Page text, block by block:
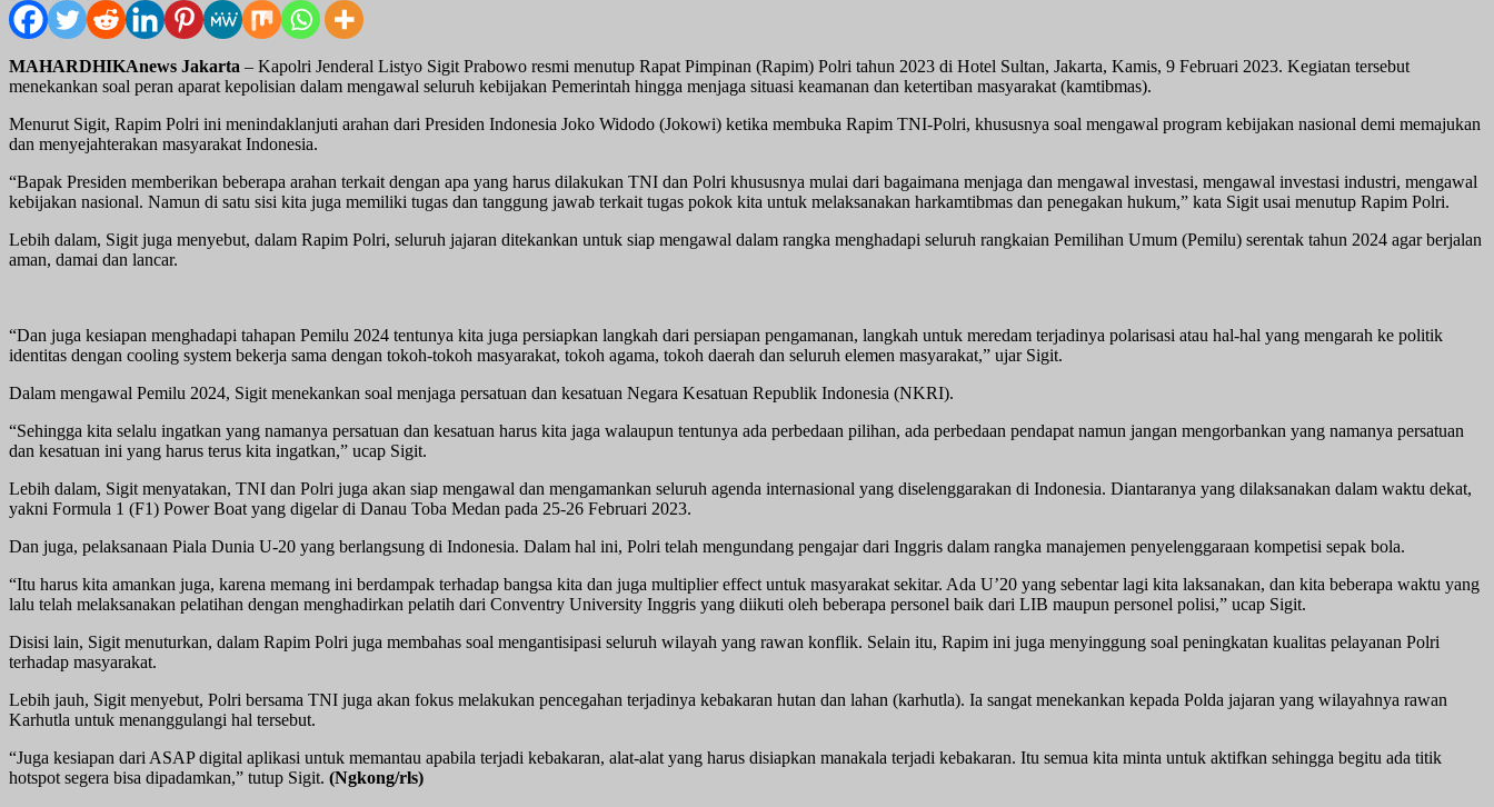
MAHARDHIKAnews Jakarta – Kapolri Jenderal Listyo Sigit Prabowo resmi menutup Rapat Pimpinan (Rapim) Polri tahun 2023 di Hotel Sultan, Jakarta, Kamis, 9 Februari 2023. Kegiatan tersebut
menekankan soal peran aparat kepolisian dalam mengawal seluruh kebijakan Pemerintah hingga menjaga situasi keamanan dan ketertiban masyarakat (kamtibmas).
Menurut Sigit, Rapim Polri ini menindaklanjuti arahan dari Presiden Indonesia Joko Widodo (Jokowi) ketika membuka Rapim TNI-Polri, khususnya soal mengawal program kebijakan nasional demi memajukan
dan menyejahterakan masyarakat Indonesia.
“Bapak Presiden memberikan beberapa arahan terkait dengan apa yang harus dilakukan TNI dan Polri khususnya mulai dari bagaimana menjaga dan mengawal investasi, mengawal investasi industri, mengawal
kebijakan nasional. Namun di satu sisi kita juga memiliki tugas dan tanggung jawab terkait tugas pokok kita untuk melaksanakan harkamtibmas dan penegakan hukum,” kata Sigit usai menutup Rapim Polri.
Lebih dalam, Sigit juga menyebut, dalam Rapim Polri, seluruh jajaran ditekankan untuk siap mengawal dalam rangka menghadapi seluruh rangkaian Pemilihan Umum (Pemilu) serentak tahun 2024 agar berjalan
aman, damai dan lancar.
“Dan juga kesiapan menghadapi tahapan Pemilu 2024 tentunya kita juga persiapkan langkah dari persiapan pengamanan, langkah untuk meredam terjadinya polarisasi atau hal-hal yang mengarah ke politik
identitas dengan cooling system bekerja sama dengan tokoh-tokoh masyarakat, tokoh agama, tokoh daerah dan seluruh elemen masyarakat,” ujar Sigit.
Dalam mengawal Pemilu 2024, Sigit menekankan soal menjaga persatuan dan kesatuan Negara Kesatuan Republik Indonesia (NKRI).
“Sehingga kita selalu ingatkan yang namanya persatuan dan kesatuan harus kita jaga walaupun tentunya ada perbedaan pilihan, ada perbedaan pendapat namun jangan mengorbankan yang namanya persatuan
dan kesatuan ini yang harus terus kita ingatkan,” ucap Sigit.
Lebih dalam, Sigit menyatakan, TNI dan Polri juga akan siap mengawal dan mengamankan seluruh agenda internasional yang diselenggarakan di Indonesia. Diantaranya yang dilaksanakan dalam waktu dekat,
yakni Formula 1 (F1) Power Boat yang digelar di Danau Toba Medan pada 25-26 Februari 2023.
Dan juga, pelaksanaan Piala Dunia U-20 yang berlangsung di Indonesia. Dalam hal ini, Polri telah mengundang pengajar dari Inggris dalam rangka manajemen penyelenggaraan kompetisi sepak bola.
“Itu harus kita amankan juga, karena memang ini berdampak terhadap bangsa kita dan juga multiplier effect untuk masyarakat sekitar. Ada U’20 yang sebentar lagi kita laksanakan, dan kita beberapa waktu yang
lalu telah melaksanakan pelatihan dengan menghadirkan pelatih dari Conventry University Inggris yang diikuti oleh beberapa personel baik dari LIB maupun personel polisi,” ucap Sigit.
Disisi lain, Sigit menuturkan, dalam Rapim Polri juga membahas soal mengantisipasi seluruh wilayah yang rawan konflik. Selain itu, Rapim ini juga menyinggung soal peningkatan kualitas pelayanan Polri
terhadap masyarakat.
Lebih jauh, Sigit menyebut, Polri bersama TNI juga akan fokus melakukan pencegahan terjadinya kebakaran hutan dan lahan (karhutla). Ia sangat menekankan kepada Polda jajaran yang wilayahnya rawan
Karhutla untuk menanggulangi hal tersebut.
“Juga kesiapan dari ASAP digital aplikasi untuk memantau apabila terjadi kebakaran, alat-alat yang harus disiapkan manakala terjadi kebakaran. Itu semua kita minta untuk aktifkan sehingga begitu ada titik
hotspot segera bisa dipadamkan,” tutup Sigit. (Ngkong/rls)